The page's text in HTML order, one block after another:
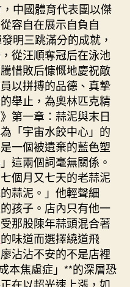
中國體育代表團以傑
容自在展示自負自
明三跳滿分的成就，
從汪順奪冠后在泳池
惜敗后慷慨地慶祝敵
以拼搏的品德、真摯
舉止，為奧林匹克精
第一章：蒜泥與末日
「宇宙水餃中心」的
一個被遺棄的藍色塑
這兩個詞毫無關係。
個月又七天的老蒜泥
蒜泥。」他輕聲細
孩子。店內只有他一
那股陳年蒜頭混合著
的味道而選擇繞道飛
沾沾不安的不是店裡
本焦慮症」**的深層恐